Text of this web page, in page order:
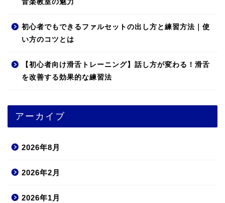
音楽教室の魅力
初心者でもできるファルセットの出し方と練習方法｜使
い方のコツとは
【初心者向け滑舌トレーニング】話し方が変わる！滑舌
を改善する効果的な練習法
アーカイブ
2026年8月
2026年2月
2026年1月